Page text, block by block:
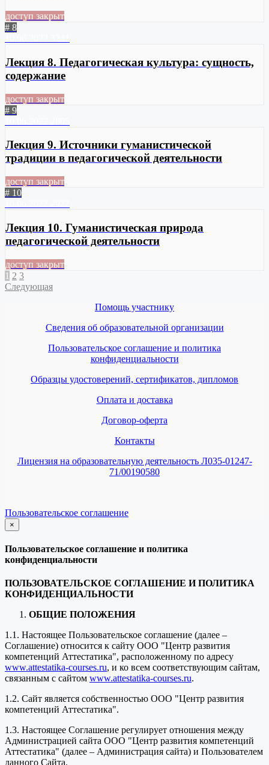
доступ закрыт
# 8
Лекция 8. Педагогическая культура: сущность,
содержание
доступ закрыт
# 9
Лекция 9. Источники гуманистической
традиции в педагогической деятельности
доступ закрыт
# 10
Лекция 10. Гуманистическая природа
педагогической деятельности
доступ закрыт
1 2 3
Следующая
Помощь участнику
Сведения об образовательной организации
Пользовательское соглашение и политика
конфиденциальности
Образцы удостоверений, сертификатов, дипломов
Оплата и доставка
Договор-оферта
Контакты
Лицензия на образовательную деятельность Л035-01247-
71/00190580
Пользовательское соглашение
×
закрыть
Пользовательское соглашение и политика
конфиденциальности
ПОЛЬЗОВАТЕЛЬСКОЕ СОГЛАШЕНИЕ И ПОЛИТИКА
КОНФИДЕНЦИАЛЬНОСТИ
ОБЩИЕ ПОЛОЖЕНИЯ
1.1. Настоящее Пользовательское соглашение (далее –
Соглашение) относится к сайту ООО "Центр развития
компетенций Аттестатика", расположенному по адресу
www.attestatika-courses.ru, и ко всем соответствующим сайтам,
связанным с сайтом www.attestatika-courses.ru.
1.2. Сайт является собственностью ООО "Центр развития
компетенций Аттестатика".
1.3. Настоящее Соглашение регулирует отношения между
Администрацией сайта ООО "Центр развития компетенций
Аттестатика" (далее – Администрация сайта) и Пользователем
данного Сайта.